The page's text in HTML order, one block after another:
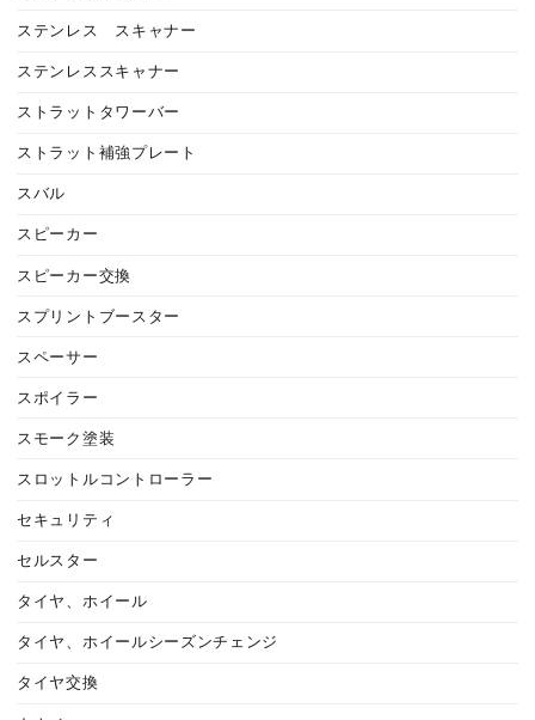
ステンレス スキャナー
ステンレススキャナー
ストラットタワーバー
ストラット補強プレート
スバル
スピーカー
スピーカー交換
スプリントブースター
スペーサー
スポイラー
スモーク塗装
スロットルコントローラー
セキュリティ
セルスター
タイヤ、ホイール
タイヤ、ホイールシーズンチェンジ
タイヤ交換